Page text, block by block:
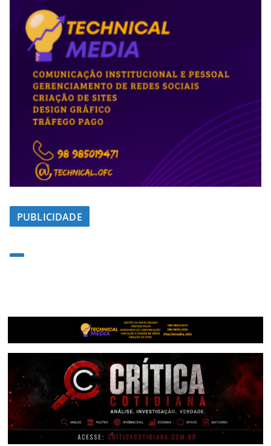
PUBLICIDADE